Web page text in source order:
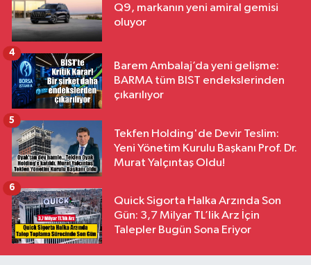
Q9, markanın yeni amiral gemisi
oluyor
Barem Ambalaj’da yeni gelişme:
BARMA tüm BIST endekslerinden
çıkarılıyor
4
Tekfen Holding'de Devir Teslim:
Yeni Yönetim Kurulu Başkanı Prof. Dr.
Murat Yalçıntaş Oldu!
5
Quick Sigorta Halka Arzında Son
Gün: 3,7 Milyar TL’lik Arz İçin
Talepler Bugün Sona Eriyor
6